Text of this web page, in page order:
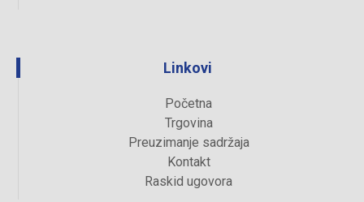
Linkovi
Početna
Trgovina
Preuzimanje sadržaja
Kontakt
Raskid ugovora